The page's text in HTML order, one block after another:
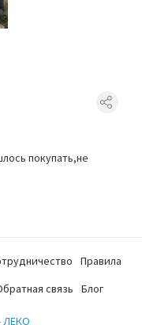
покупать,не
Правила
связь Блог
ЛЕКО